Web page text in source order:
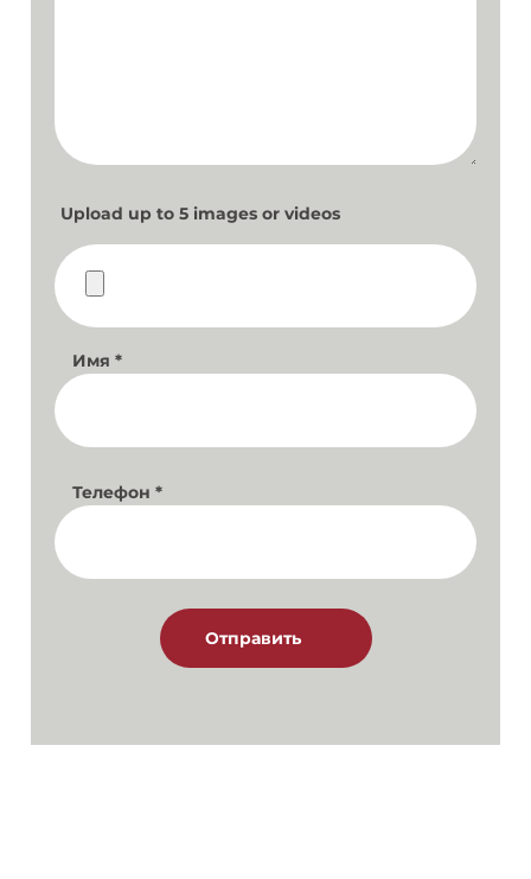
Upload up to 5 images or videos
Имя *
Телефон *